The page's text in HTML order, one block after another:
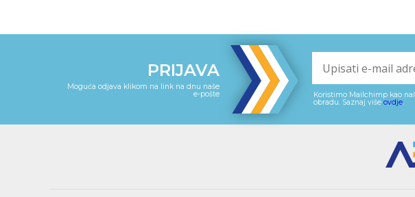
PRIJAVA
Moguća odjava klikom na link na dnu naše
e-pošte
Koristimo Mailchimp kao
obradu. Saznaj više ovdje.